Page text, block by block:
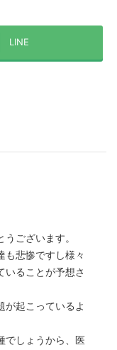
LINE
ございます。
も悲惨ですし様々
いることが予想さ
が起こっているよ
でしょうから、医